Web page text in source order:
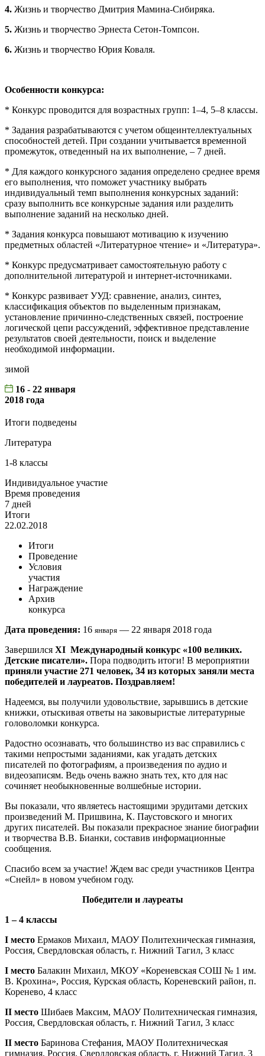
4. Жизнь и творчество Дмитрия Мамина-Сибиряка.
5. Жизнь и творчество Эрнеста Сетон-Томпсон.
6. Жизнь и творчество Юрия Коваля.
Особенности конкурса:
* Конкурс проводится для возрастных групп: 1–4, 5–8 классы.
* Задания разрабатываются с учетом общеинтеллектуальных
способностей детей. При создании учитывается временной
промежуток, отведенный на их выполнение, – 7 дней.
* Для каждого конкурсного задания определено среднее время
его выполнения, что поможет участнику выбрать
индивидуальный темп выполнения конкурсных заданий:
сразу выполнить все конкурсные задания или разделить
выполнение заданий на несколько дней.
* Задания конкурса повышают мотивацию к изучению
предметных областей «Литературное чтение» и «Литература».
* Конкурс предусматривает самостоятельную работу с
дополнительной литературой и интернет-источниками.
* Конкурс развивает УУД: сравнение, анализ, синтез,
классификация объектов по выделенным признакам,
установление причинно-следственных связей, построение
логической цепи рассуждений, эффективное представление
результатов своей деятельности, поиск и выделение
необходимой информации.
зимой
16 - 22 января
2018 года
Итоги подведены
Литература
1-8 классы
Индивидуальное участие
Время проведения
7 дней
Итоги
22.02.2018
Итоги
Проведение
Условия
участия
Награждение
Архив
конкурса
Дата проведения: 16 января — 22 января 2018 года
Завершился XI Международный конкурс «100 великих.
Детские писатели». Пора подводить итоги! В мероприятии
приняли участие 271 человек, 34 из которых заняли места
победителей и лауреатов. Поздравляем!
Надеемся, вы получили удовольствие, зарывшись в детские
книжки, отыскивая ответы на заковыристые литературные
головоломки конкурса.
Радостно осознавать, что большинство из вас справились с
такими непростыми заданиями, как угадать детских
писателей по фотографиям, а произведения по аудио и
видеозаписям. Ведь очень важно знать тех, кто для нас
сочиняет необыкновенные волшебные истории.
Вы показали, что являетесь настоящими эрудитами детских
произведений М. Пришвина, К. Паустовского и многих
других писателей. Вы показали прекрасное знание биографии
и творчества В.В. Бианки, составив информационные
сообщения.
Спасибо всем за участие! Ждем вас среди участников Центра
«Снейл» в новом учебном году.
Победители и лауреаты
1 – 4 классы
I место Ермаков Михаил, МАОУ Политехническая гимназия,
Россия, Свердловская область, г. Нижний Тагил, 3 класс
I место Балакин Михаил, МКОУ «Кореневская СОШ № 1 им.
В. Крохина», Россия, Курская область, Кореневский район, п.
Коренево, 4 класс
II место Шибаев Максим, МАОУ Политехническая гимназия,
Россия, Свердловская область, г. Нижний Тагил, 3 класс
II место Баринова Стефания, МАОУ Политехническая
гимназия, Россия, Свердловская область, г. Нижний Тагил, 3